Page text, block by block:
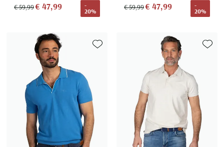
€ 59,99€ 47,99
-
20%
€ 59,99€ 47,99
-
20%
Toevoegen aan favorieten